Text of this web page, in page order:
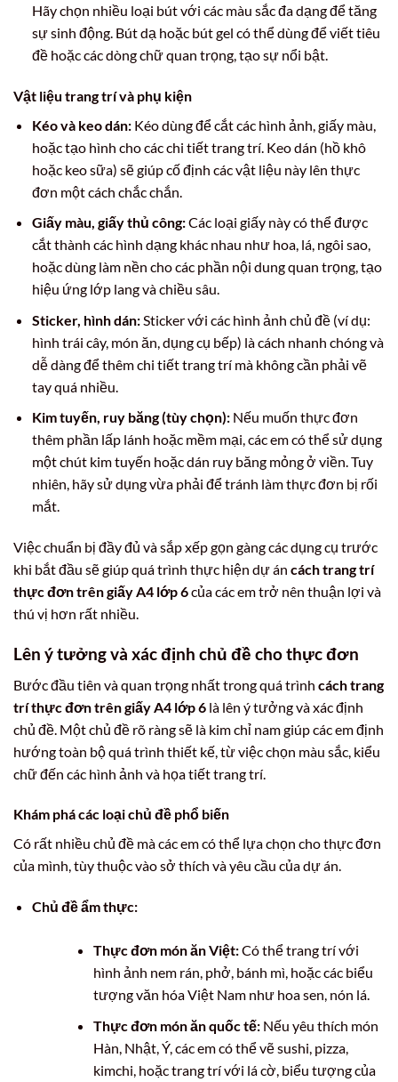
Hãy chọn nhiều loại bút với các màu sắc đa dạng để tăng
sự sinh động. Bút dạ hoặc bút gel có thể dùng để viết tiêu
đề hoặc các dòng chữ quan trọng, tạo sự nổi bật.
Vật liệu trang trí và phụ kiện
Kéo và keo dán:Kéo dùng để cắt các hình ảnh, giấy màu,
hoặc tạo hình cho các chi tiết trang trí. Keo dán (hồ khô
hoặc keo sữa) sẽ giúp cố định các vật liệu này lên thực
đơn một cách chắc chắn.
Giấy màu, giấy thủ công:Các loại giấy này có thể được
cắt thành các hình dạng khác nhau như hoa, lá, ngôi sao,
hoặc dùng làm nền cho các phần nội dung quan trọng, tạo
hiệu ứng lớp lang và chiều sâu.
Sticker, hình dán:Sticker với các hình ảnh chủ đề (ví dụ:
hình trái cây, món ăn, dụng cụ bếp) là cách nhanh chóng và
dễ dàng để thêm chi tiết trang trí mà không cần phải vẽ
tay quá nhiều.
Kim tuyến, ruy băng (tùy chọn):Nếu muốn thực đơn
thêm phần lấp lánh hoặc mềm mại, các em có thể sử dụng
một chút kim tuyến hoặc dán ruy băng mỏng ở viền. Tuy
nhiên, hãy sử dụng vừa phải để tránh làm thực đơn bị rối
mắt.
Việc chuẩn bị đầy đủ và sắp xếp gọn gàng các dụng cụ trước
khi bắt đầu sẽ giúp quá trình thực hiện dự án cách trang trí
thực đơn trên giấy A4 lớp 6của các em trở nên thuận lợi và
thú vị hơn rất nhiều.
Lên ý tưởng và xác định chủ đề cho thực đơn
Bước đầu tiên và quan trọng nhất trong quá trình cách trang
trí thực đơn trên giấy A4 lớp 6 là lên ý tưởng và xác định
chủ đề. Một chủ đề rõ ràng sẽ là kim chỉ nam giúp các em định
hướng toàn bộ quá trình thiết kế, từ việc chọn màu sắc, kiểu
chữ đến các hình ảnh và họa tiết trang trí.
Khám phá các loại chủ đề phổ biến
Có rất nhiều chủ đề mà các em có thể lựa chọn cho thực đơn
của mình, tùy thuộc vào sở thích và yêu cầu của dự án.
Chủ đề ẩm thực:
Thực đơn món ăn Việt:Có thể trang trí với
hình ảnh nem rán, phở, bánh mì, hoặc các biểu
tượng văn hóa Việt Nam như hoa sen, nón lá.
Thực đơn món ăn quốc tế:Nếu yêu thích món
Hàn, Nhật, Ý, các em có thể vẽ sushi, pizza,
kimchi, hoặc trang trí với lá cờ, biểu tượng của